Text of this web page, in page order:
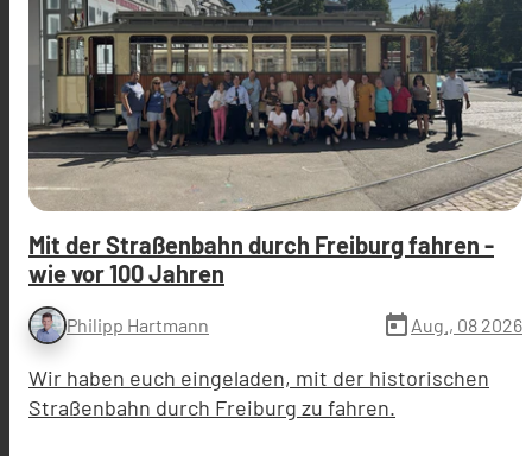
Mit der Straßenbahn durch Freiburg fahren -
wie vor 100 Jahren
Philipp Hartmann today Aug., 08 2026
Wir haben euch eingeladen, mit der historischen
Straßenbahn durch Freiburg zu fahren.